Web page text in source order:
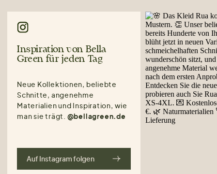
Inspiration von Bella
Green für jeden Tag
Neue Kollektionen, beliebte
Schnitte, angenehme
Materialien und Inspiration, wie
man sie trägt. @bellagreen.de
Auf Instagram folgen